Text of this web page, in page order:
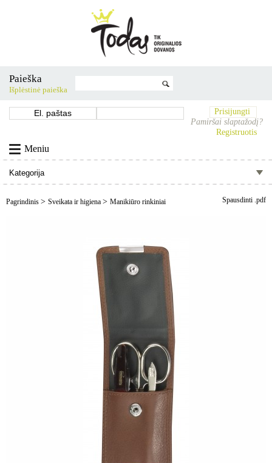
Paieška
Išplėstinė paieška
Prisijungti
Pamiršai slaptažodį?
Registruotis
Meniu
Pagrindinis > Sveikata ir higiena > Manikiūro rinkiniai Spausdinti .pdf